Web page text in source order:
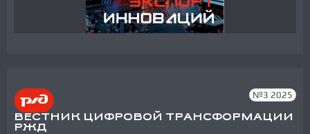
№3 2025
ВЕСТНИК ЦИФРОВОЙ ТРАНСФОРМАЦИИ
РЖД